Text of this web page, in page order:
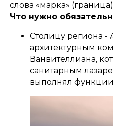
слова «марка»
Что нужно
Столицу региона -
архитектурным
Ванвителлиана,
санитарным
выполнял